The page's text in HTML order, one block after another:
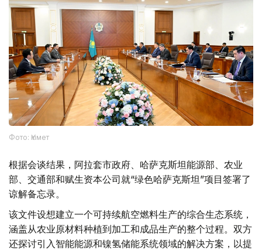
Фото: Үкімет
根据会谈结果，阿拉套市政府、哈萨克斯坦能源部、农业
部、交通部和赋生资本公司就“绿色哈萨克斯坦”项目签署了
谅解备忘录。
该文件设想建立一个可持续航空燃料生产的综合生态系统，
涵盖从农业原材料种植到加工和成品生产的整个过程。双方
还探讨引入智能能源和镍氢储能系统领域的解决方案，以提